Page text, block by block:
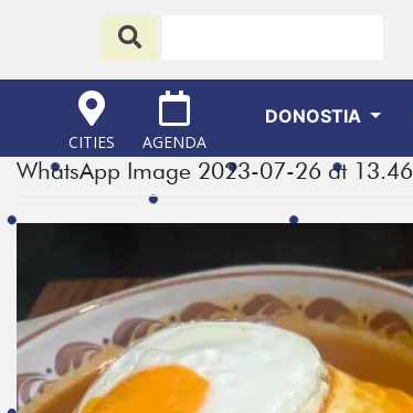
CITIES AGENDA
DONOSTIA
WhatsApp Image 2023-07-26 at